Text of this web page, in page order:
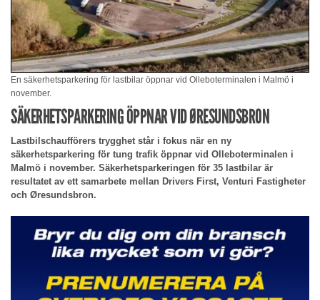
En säkerhetsparkering för lastbilar öppnar vid Olleboterminalen i Malmö i
november.
SÄKERHETSPARKERING ÖPPNAR VID ØRESUNDSBRON
Lastbilschaufförers trygghet står i fokus när en ny
säkerhetsparkering för tung trafik öppnar vid Olleboterminalen i
Malmö i november. Säkerhetsparkeringen för 35 lastbilar är
resultatet av ett samarbete mellan Drivers First, Venturi Fastigheter
och Øresundsbron.